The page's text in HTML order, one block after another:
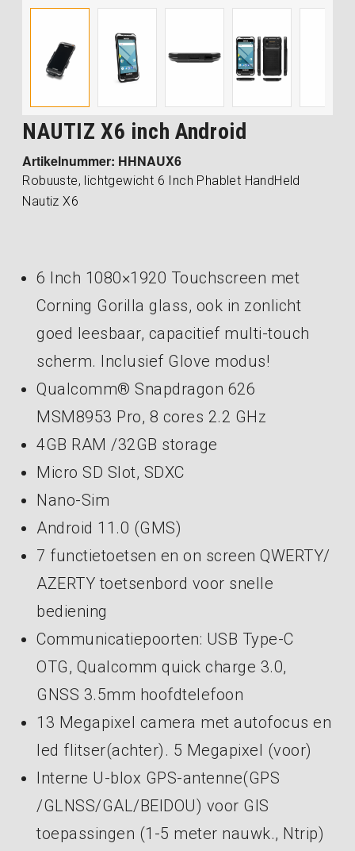
NAUTIZ X6 inch Android
Artikelnummer: HHNAUX6
Robuuste, lichtgewicht 6 Inch Phablet HandHeld
Nautiz X6
6 Inch 1080×1920 Touchscreen met
Corning Gorilla glass, ook in zonlicht
goed leesbaar, capacitief multi-touch
scherm. Inclusief Glove modus!
Qualcomm® Snapdragon 626
MSM8953 Pro, 8 cores 2.2 GHz
4GB RAM /32GB storage
Micro SD Slot, SDXC
Nano-Sim
Android 11.0 (GMS)
7 functietoetsen en on screen QWERTY/
AZERTY toetsenbord voor snelle
bediening
Communicatiepoorten: USB Type-C
OTG, Qualcomm quick charge 3.0,
GNSS 3.5mm hoofdtelefoon
13 Megapixel camera met autofocus en
led flitser(achter). 5 Megapixel (voor)
Interne U-blox GPS-antenne(GPS
/GLNSS/GAL/BEIDOU) voor GIS
toepassingen (1-5 meter nauwk., Ntrip)